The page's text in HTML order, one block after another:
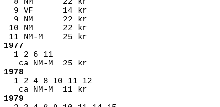
9 VF 14 kr
9 NM 22 kr
10 NM 22 kr
11 NM-M 25 kr
1977
1 2 6 11
ca NM-M 25 kr
1978
1 2 4 8 10 11 12
ca NM-M 11 kr
1979